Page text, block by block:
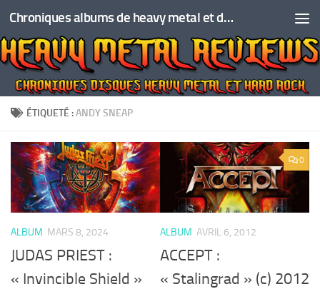
Skip to content Chroniques albums de heavy metal et de hard rock
ÉTIQUETÉ :ANDY SNEAP
ALBUM MARS 8, 2024
JUDAS PRIEST :
« Invincible Shield »
0
ALBUM AVRIL 6, 2012
ACCEPT :
« Stalingrad » (c) 2012